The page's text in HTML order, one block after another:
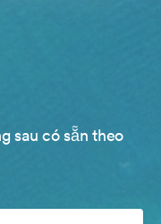
sau có sẵn theo